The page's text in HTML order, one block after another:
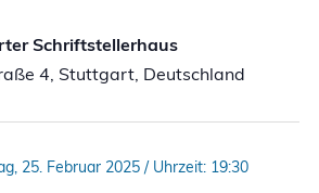
Schriftstellerhaus
4, Stuttgart, Deutschland
25. Februar 2025 / Uhrzeit: 19:30